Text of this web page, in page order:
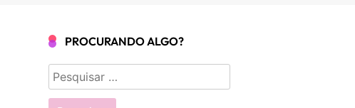
PROCURANDO ALGO?
Pesquisar
por: